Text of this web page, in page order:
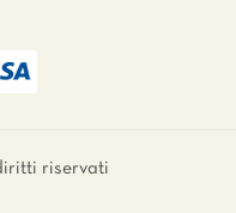
riservati